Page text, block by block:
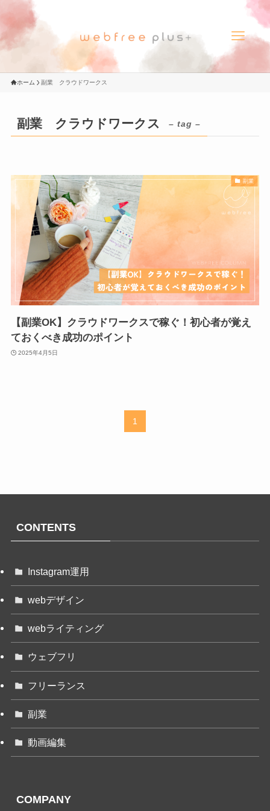
ホーム 副業 クラウドワークス
副業 クラウドワークス – tag –
副業
【副業OK】クラウドワークスで稼ぐ！初心者が覚え
ておくべき成功のポイント
2025年4月5日
1
CONTENTS
Instagram運用
webデザイン
webライティング
ウェブフリ
フリーランス
副業
動画編集
COMPANY